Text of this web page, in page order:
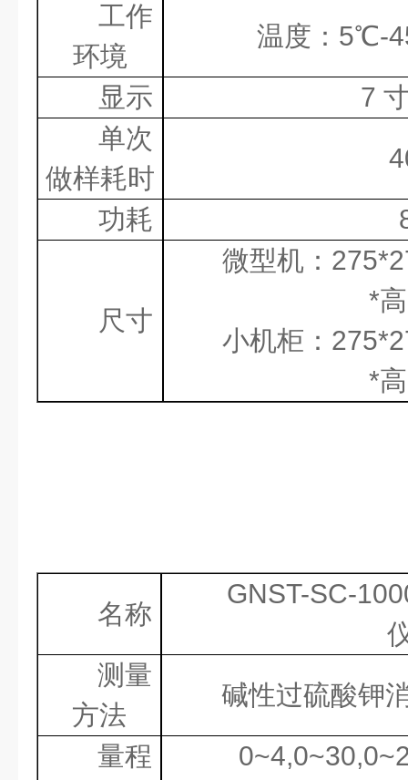
工作
环境
温度： 5℃-
显示 7
单次
做样耗时
功耗
尺寸
微型机：
*
小机柜：
*
名称
GNST-SC-
测量
方法
碱性过硫酸钾
量程